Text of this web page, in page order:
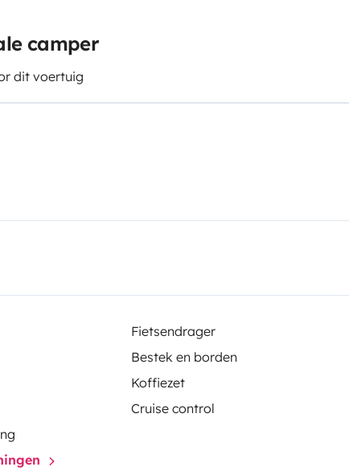
camper
dit voertuig
Fietsendrager
Bestek en borden
Koffiezet
Cruise control